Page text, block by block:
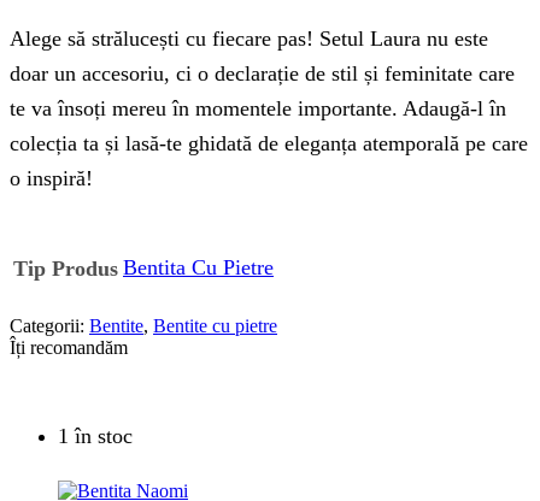
Alege să strălucești cu fiecare pas! Setul Laura nu este
doar un accesoriu, ci o declarație de stil și feminitate care
te va însoți mereu în momentele importante. Adaugă-l în
colecția ta și lasă-te ghidată de eleganța atemporală pe care
o inspiră!
Tip Produs Bentita Cu Pietre
Categorii: Bentite, Bentite cu pietre
Îți recomandăm
1 în stoc